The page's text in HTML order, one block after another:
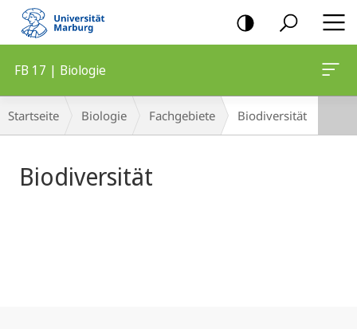
Mobile-
Navigation
FB 17 | Biologie
Hauptinhalt
Breadcrumb-
Navigation
Startseite Biologie Fachgebiete Biodiversität
Biodiversität